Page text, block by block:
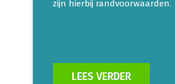
zijn hierbij randvoorwaarden.
LEES VERDER